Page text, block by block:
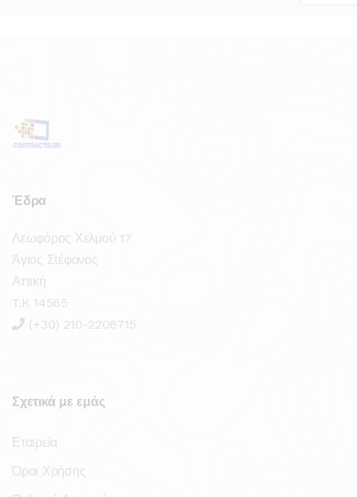
Έδρα
Λεωφόρος Χελμού 17
Άγιος Στέφανος
Αττική
T.K 14565
(+30) 210-2206715
Σχετικά με εμάς
Εταιρεία
Όροι Χρήσης